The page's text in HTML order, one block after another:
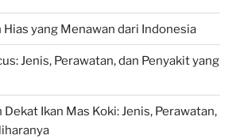
Hias yang Menawan dari Indonesia
Jenis, Perawatan, dan Penyakit yang
Ikan Mas Koki: Jenis, Perawatan,